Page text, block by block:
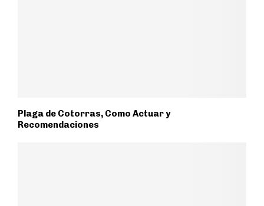
Plaga de Cotorras, Como Actuar y
Recomendaciones